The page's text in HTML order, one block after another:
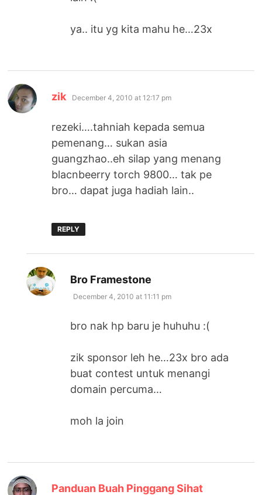
ya.. itu yg kita mahu he…23x
zik says:
December 4, 2010 at 12:17 pm
rezeki….tahniah kepada semua
pemenang… sukan asia
guangzhao..eh silap yang menang
blacnbeerry torch 9800… tak pe
bro… dapat juga hadiah lain..
REPLY
Bro Framestone
December 4, 2010 at 11:11 pm
bro nak hp baru je huhuhu :(
zik sponsor leh he…23x bro ada
buat contest untuk menangi
domain percuma…
moh la join
Panduan Buah Pinggang Sihat